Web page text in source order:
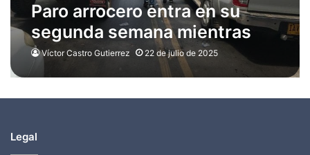
Paro arrocero entra en su
segunda semana mientras
continúan diálogos con el
Gobierno nacional
Víctor Castro Gutierrez 22 de julio de 2025
Legal